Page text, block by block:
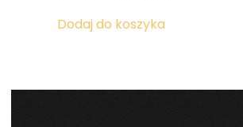
wynosiła:
15,900.00 zł.
Dodaj do koszyka